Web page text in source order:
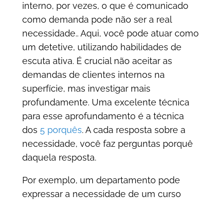
interno, por vezes, o que é comunicado
como demanda pode não ser a real
necessidade.. Aqui, você pode atuar como
um detetive, utilizando habilidades de
escuta ativa. É crucial não aceitar as
demandas de clientes internos na
superfície, mas investigar mais
profundamente. Uma excelente técnica
para esse aprofundamento é a técnica
dos 5 porquês. A cada resposta sobre a
necessidade, você faz perguntas porquê
daquela resposta.
Por exemplo, um departamento pode
expressar a necessidade de um curso